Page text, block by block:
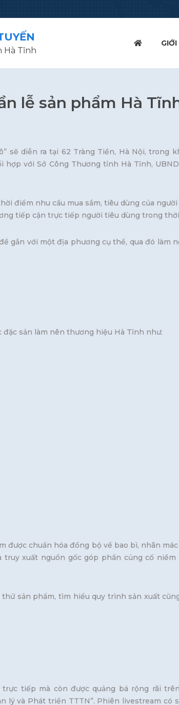
Hà Tĩnh
lễ sản phẩm Hà
sẽ diễn ra tại 62 Tràng Tiền, Hà Nội, trong
với Sở Công Thương tỉnh Hà Tĩnh,
điểm nhu cầu mua sắm, tiêu dùng của
tiếp cận trực tiếp người tiêu dùng trong
gắn với một địa phương cụ thể, qua đó làm
đặc sản làm nên thương hiệu Hà Tĩnh như:
được chuẩn hóa đồng bộ về bao bì, nhãn
xuất nguồn gốc góp phần củng cố
sản phẩm, tìm hiểu quy trình sản xuất
tiếp mà còn được quảng bá rộng rãi
lý và Phát triển TTTN”. Phiên livestream